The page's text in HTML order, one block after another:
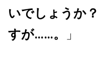
いでしょうか
すが……。
」